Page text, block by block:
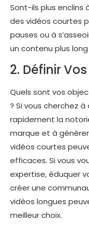
Sont-ils plus enclins
des vidéos courtes
pauses ou à
un contenu plus
2. Définir
Quels sont vos
? Si vous cherchez
rapidement la
marque et à
vidéos courtes
efficaces. Si vous
expertise, éduquer
créer une
vidéos longues
meilleur choix.